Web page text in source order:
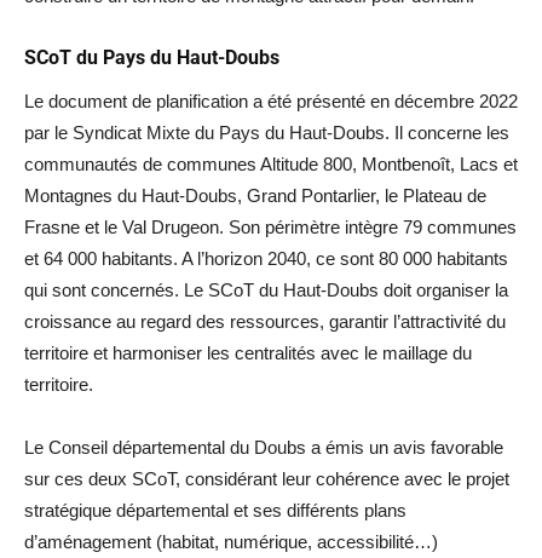
SCoT du Pays du Haut-Doubs
Le document de planification a été présenté en décembre 2022
par le Syndicat Mixte du Pays du Haut-Doubs. Il concerne les
communautés de communes Altitude 800, Montbenoît, Lacs et
Montagnes du Haut-Doubs, Grand Pontarlier, le Plateau de
Frasne et le Val Drugeon. Son périmètre intègre 79 communes
et 64 000 habitants. A l’horizon 2040, ce sont 80 000 habitants
qui sont concernés. Le SCoT du Haut-Doubs doit organiser la
croissance au regard des ressources, garantir l’attractivité du
territoire et harmoniser les centralités avec le maillage du
territoire.
Le Conseil départemental du Doubs a émis un avis favorable
sur ces deux SCoT, considérant leur cohérence avec le projet
stratégique départemental et ses différents plans
d’aménagement (habitat, numérique, accessibilité…)